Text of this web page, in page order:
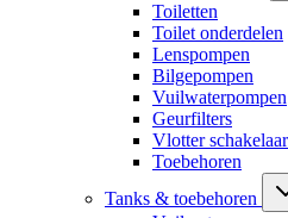
Toiletten
Toilet onderdelen
Lenspompen
Bilgepompen
Vuilwaterpompen
Geurfilters
Vlotter
Toebehoren
Tanks & toebehoren